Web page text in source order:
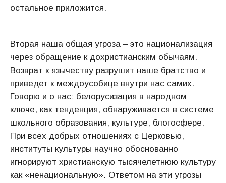
остальное приложится.
Вторая наша общая угроза – это национализация
через обращение к дохристианским обычаям.
Возврат к язычеству разрушит наше братство и
приведет к междоусобице внутри нас самих.
Говорю и о нас: белорусизация в народном
ключе, как тенденция, обнаруживается в системе
школьного образования, культуре, блогосфере.
При всех добрых отношениях с Церковью,
институты культуры научно обоснованно
игнорируют христианскую тысячелетнюю культуру
как «ненациональную». Ответом на эти угрозы